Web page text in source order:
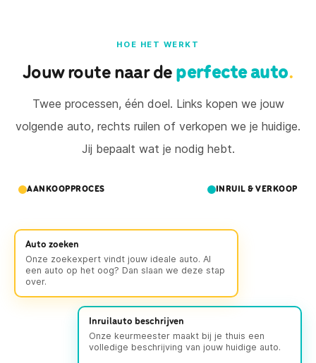
HOE HET WERKT
Jouw route naar de perfecte auto.
Twee processen, één doel. Links kopen we jouw
volgende auto, rechts ruilen of verkopen we je huidige.
Jij bepaalt wat je nodig hebt.
AANKOOPPROCES INRUIL & VERKOOP
Auto zoeken
Onze zoekexpert vindt jouw ideale auto. Al
een auto op het oog? Dan slaan we deze stap
over.
Inruilauto beschrijven
Onze keurmeester maakt bij je thuis een
volledige beschrijving van jouw huidige auto.